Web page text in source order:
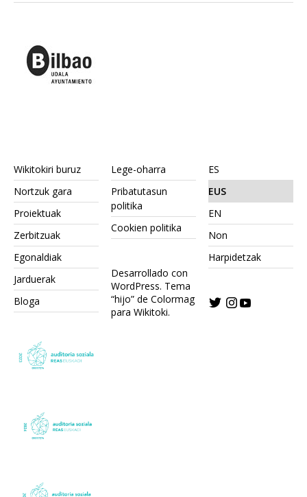
Wikitokiri buruz
Nortzuk gara
Proiektuak
Zerbitzuak
Egonaldiak
Jarduerak
Bloga
Lege-oharra
Pribatutasun
politika
Cookien politika
Desarrollado con
WordPress. Tema
“hijo” de Colormag
para Wikitoki.
ES
EUS
EN
Non
Harpidetzak